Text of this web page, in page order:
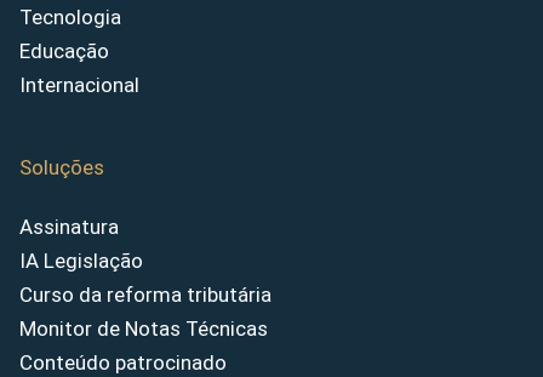
Tecnologia
Educação
Internacional
Soluções
Assinatura
IA Legislação
Curso da reforma tributária
Monitor de Notas Técnicas
Conteúdo patrocinado